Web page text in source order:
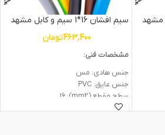
سیم افشان 16*1 سیم و کابل مشهد
463,400تومان
مشخصات فنی:
جنس هادی: مس
جنس عایق: PVC
سطح مقطع (mm2): 16
ولتاژ اسمی (V): 450/750